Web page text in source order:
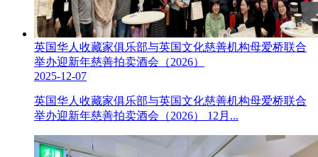
英国华人收藏家俱乐部与英国文化慈善机构母爱桥联合
举办迎新年慈善拍卖酒会（2026）
2025-12-07
英国华人收藏家俱乐部与英国文化慈善机构母爱桥联合
举办迎新年慈善拍卖酒会（2026） 12月...